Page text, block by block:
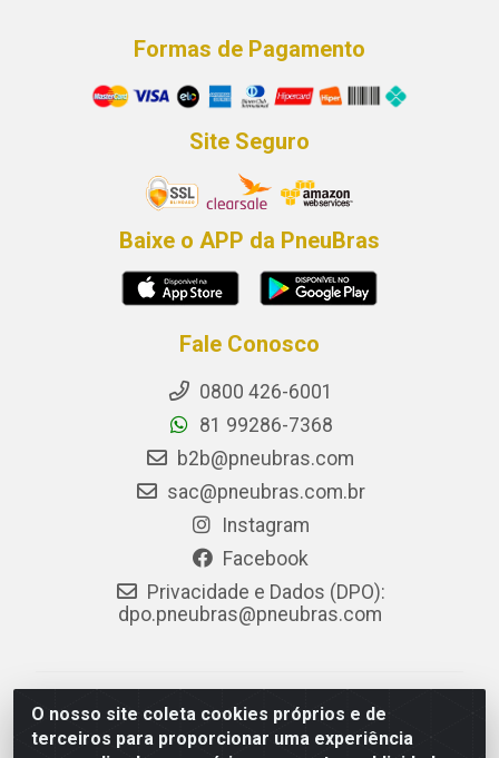
O nosso site coleta cookies próprios e de
terceiros para proporcionar uma experiência
Formas de Pagamento
Site Seguro
Baixe o APP da PneuBras
Fale Conosco
0800 426-6001
81 99286-7368
b2b@pneubras.com
sac@pneubras.com.br
Instagram
Facebook
Privacidade e Dados (DPO):
dpo.pneubras@pneubras.com
PneuBras - Rodovia BR-101, KM 82 - Prazeres,
Jaboatão dos Guararapes/PE - CEP 54.335-000 - CNPJ
08.678.386/0001-05 - Pneubras Comércio de Pneus